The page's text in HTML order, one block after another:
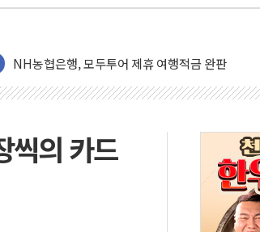
우리은행, 고창해상풍력에 4000억 금융 지원
민병덕 "오늘 67개 점포 영업 재개...장바구니에
하나금융이 쏘아 올린 CIFO, 금융지주 포용금융
코스피·코스닥 오전 동반 하락…내린 종목이 두
'입추'인데 연일 찜통더위…김성환 기후부 장관 "
"최대 2시간 앞서 침수 예측"…건설연, AI 위험기
유니슨 "국내생산세액공제·인증제도 개선 수혜
씩의 카드